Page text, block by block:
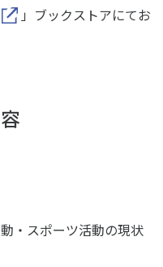
」ブックストアにてお
・スポーツ活動の現状